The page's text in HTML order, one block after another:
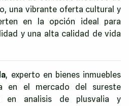
una vibrante oferta cultural y
en la opción ideal para
y una alta calidad de vida
, experto en bienes inmuebles
en el mercado del sureste
en analisis de plusvalia y